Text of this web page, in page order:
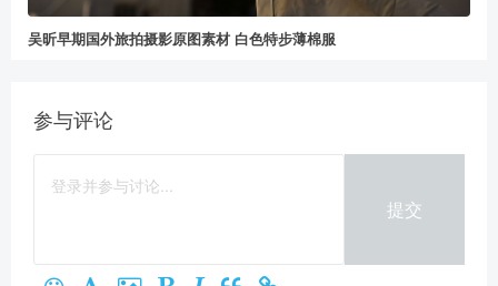
吴昕早期国外旅拍摄影原图素材 白色特步薄棉服
参与评论
提交